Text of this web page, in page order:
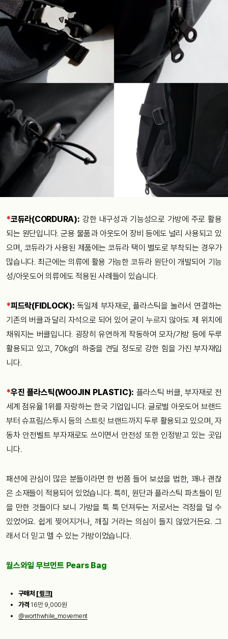
*코듀라(CORDURA): 강한 내구성과 기능성으로 가방에 주로 활용
되는 원단입니다. 군용 물품과 아웃도어 장비 등에도 널리 사용되고 있
으며, 코듀라가 사용된 제품에는 코듀라 택이 별도로 부착되는 경우가
많습니다. 최근에는 의류에 활용 가능한 코듀라 원단이 개발되어 기능
성/아웃도어 의류에도 적용된 사례들이 있습니다.
*피드락(FIDLOCK): 독일제 부자재로, 플라스틱을 눌러서 연결하는
기존의 버클과 달리 자석으로 되어 있어 굳이 누르지 않아도 제 위치에
채워지는 버클입니다. 굉장히 유연하게 작동하여 모자/가방 등에 두루
활용되고 있고, 70kg의 하중을 견딜 정도로 강한 힘을 가진 부자재입
니다.
*우진 플라스틱(WOOJIN PLASTIC): 플라스틱 버클, 부자재로 전
세계 점유율 1위를 자랑하는 한국 기업입니다. 글로벌 아웃도어 브랜드
부터 슈프림/스투시 등의 스트릿 브랜드까지 두루 활용되고 있으며, 자
동차 안전벨트 부자재로도 쓰이면서 안전성 또한 인정받고 있는 곳입
니다.
패션에 관심이 많은 분들이라면 한 번쯤 들어 보셨을 법한, 꽤나 괜찮
은 소재들이 적용되어 있었습니다. 특히, 원단과 플라스틱 파츠들이 믿
을 만한 것들이다 보니 가방을 툭 툭 던져두는 저로서는 걱정을 덜 수
있었어요. 쉽게 찢어지거나, 깨질 거라는 의심이 들지 않았거든요. 그
래서 더 믿고 멜 수 있는 가방이었습니다.
월스와일 무브먼트 Pears Bag
구매처 [링크]
가격 16만 9,000원
@worthwhile_movement